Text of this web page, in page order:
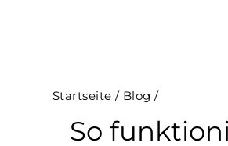
Startseite / Blog /
So